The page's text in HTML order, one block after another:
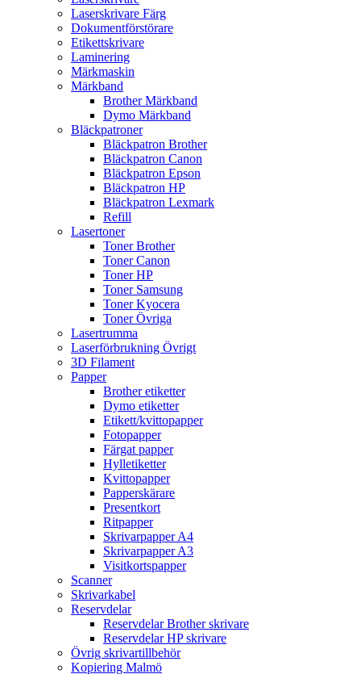
Laserskrivare Färg
Dokumentförstörare
Etikettskrivare
Laminering
Märkmaskin
Märkband
Brother Märkband
Dymo Märkband
Bläckpatroner
Bläckpatron Brother
Bläckpatron Canon
Bläckpatron Epson
Bläckpatron HP
Bläckpatron Lexmark
Refill
Lasertoner
Toner Brother
Toner Canon
Toner HP
Toner Samsung
Toner Kyocera
Toner Övriga
Lasertrumma
Laserförbrukning Övrigt
3D Filament
Papper
Brother etiketter
Dymo etiketter
Etikett/kvittopapper
Fotopapper
Färgat papper
Hylletiketter
Kvittopapper
Papperskärare
Presentkort
Ritpapper
Skrivarpapper A4
Skrivarpapper A3
Visitkortspapper
Scanner
Skrivarkabel
Reservdelar
Reservdelar Brother skrivare
Reservdelar HP skrivare
Övrig skrivartillbehör
Kopiering Malmö